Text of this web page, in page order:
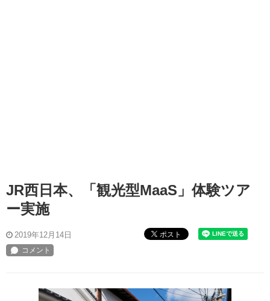
JR西日本、「観光型MaaS」体験ツア
ー実施
2019年12月14日 ポスト